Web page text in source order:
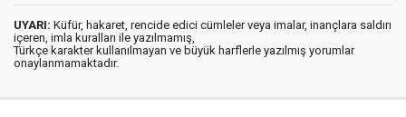
UYARI: Küfür, hakaret, rencide edici cümleler veya imalar, inançlara saldırı
içeren, imla kuralları ile yazılmamış,
Türkçe karakter kullanılmayan ve büyük harflerle yazılmış yorumlar
onaylanmamaktadır.